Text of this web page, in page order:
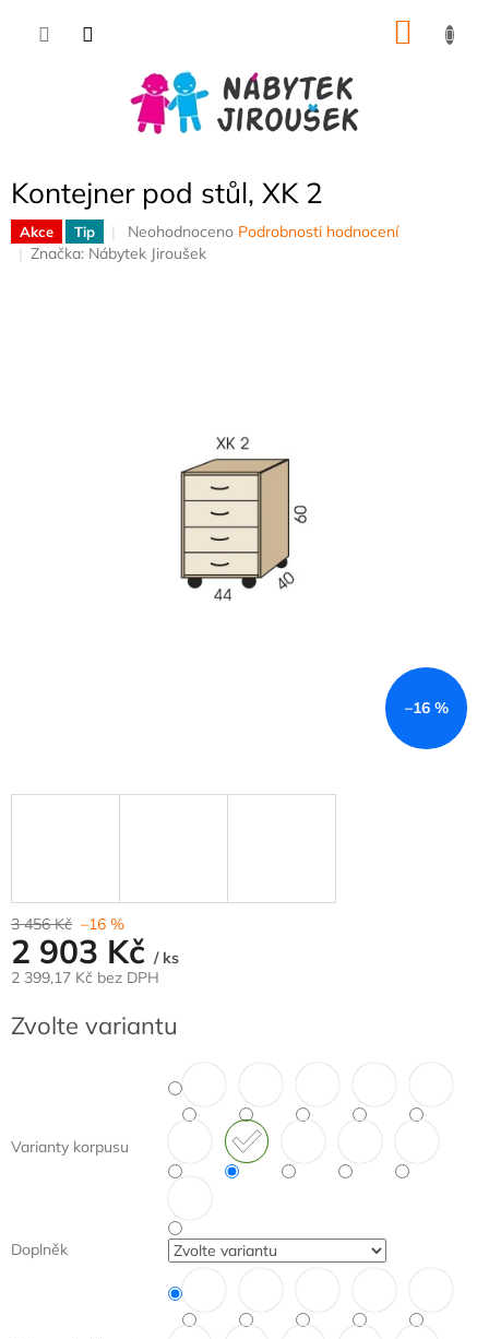
Kontejner pod stůl, XK 2
Akce Tip
Průměrné
hodnocení
Neohodnoceno Podrobnosti hodnocení
Značka: Nábytek Jiroušek
–16 %
3 456 Kč –16 %
2 903 Kč / ks
2 399,17 Kč bez DPH
cena:
Zvolte variantu
Varianty korpusu
Doplněk